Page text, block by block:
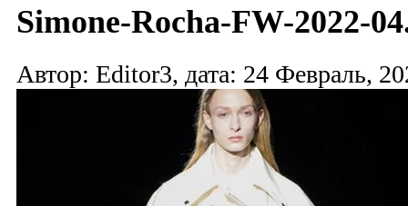
Simone-Rocha-FW-2022-
Автор: Editor3, дата: 24 Февраль,